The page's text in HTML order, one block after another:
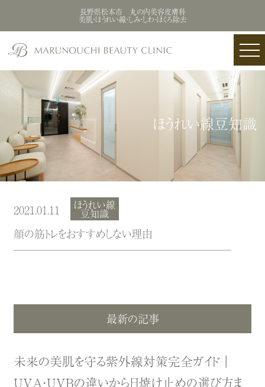
長野県松本市 丸の内美容皮膚科
美肌・ほうれい線・しみ・しわ・ほくろ除去
ほうれい線豆知識
2021.01.11 ほうれい線
豆知識
顔の筋トレをおすすめしない理由
最新の記事
未来の美肌を守る紫外線対策完全ガイド｜
UVA・UVBの違いから日焼け止めの選び方ま